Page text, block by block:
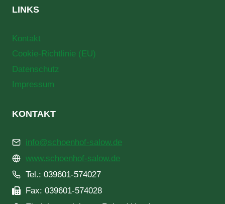
LINKS
Kontakt
Cookie-Richtlinie (EU)
Datenschutz
Impressum
KONTAKT
info@schoenhof-salow.de
www.schoenhof-salow.de
Tel.: 039601-574027
Fax: 039601-574028